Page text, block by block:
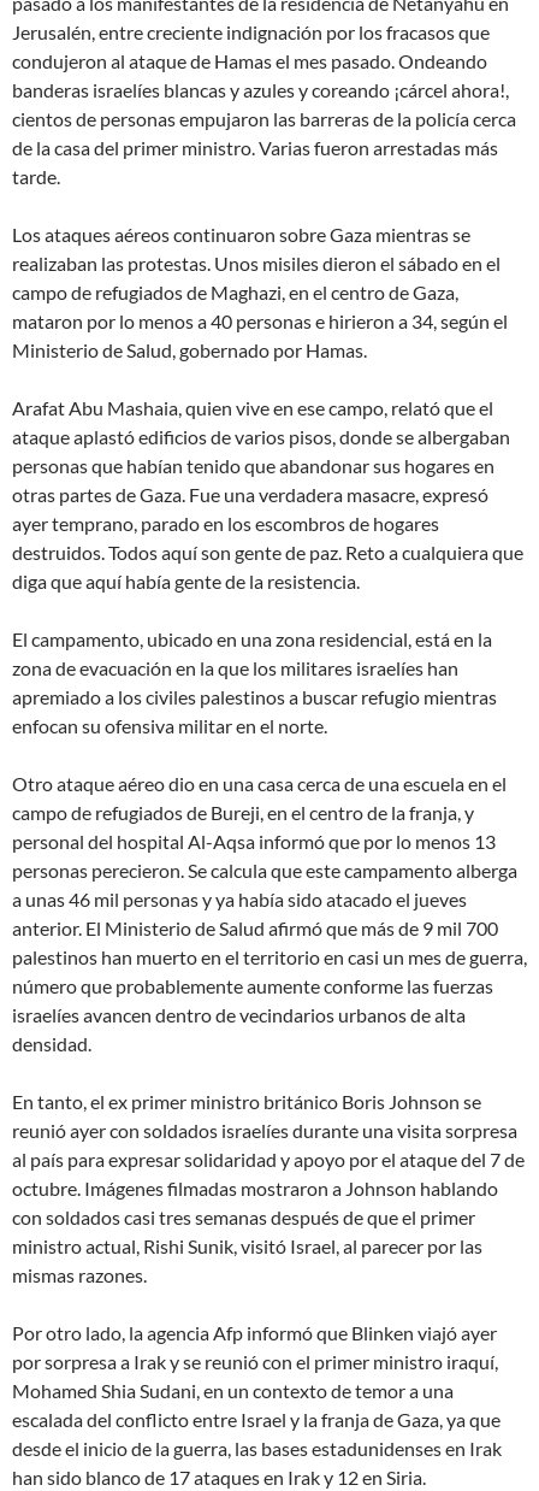
Jerusalén, entre creciente indignación por los fracasos que
condujeron al ataque de Hamas el mes pasado. Ondeando
banderas israelíes blancas y azules y coreando ¡cárcel ahora!,
cientos de personas empujaron las barreras de la policía cerca
de la casa del primer ministro. Varias fueron arrestadas más
tarde.
Los ataques aéreos continuaron sobre Gaza mientras se
realizaban las protestas. Unos misiles dieron el sábado en el
campo de refugiados de Maghazi, en el centro de Gaza,
mataron por lo menos a 40 personas e hirieron a 34, según el
Ministerio de Salud, gobernado por Hamas.
Arafat Abu Mashaia, quien vive en ese campo, relató que el
ataque aplastó edificios de varios pisos, donde se albergaban
personas que habían tenido que abandonar sus hogares en
otras partes de Gaza. Fue una verdadera masacre, expresó
ayer temprano, parado en los escombros de hogares
destruidos.Todos aquí son gente de paz. Reto a cualquiera que
diga que aquí había gente de la resistencia.
El campamento, ubicado en una zona residencial, está en la
zona de evacuación en la que los militares israelíes han
apremiado a los civiles palestinos a buscar refugio mientras
enfocan su ofensiva militar en el norte.
Otro ataque aéreo dio en una casa cerca de una escuela en el
campo de refugiados de Bureji, en el centro de la franja, y
personal del hospital Al-Aqsa informó que por lo menos 13
personas perecieron. Se calcula que este campamento alberga
a unas 46 mil personas y ya había sido atacado el jueves
anterior. El Ministerio de Salud afirmó que más de 9 mil 700
palestinos han muerto en el territorio en casi un mes de guerra,
número que probablemente aumente conforme las fuerzas
israelíes avancen dentro de vecindarios urbanos de alta
densidad.
En tanto, el ex primer ministro británico Boris Johnson se
reunió ayer con soldados israelíes durante una visita sorpresa
al país paraexpresar solidaridad y apoyo por el ataque del 7 de
octubre. Imágenes filmadas mostraron a Johnson hablando
con soldados casi tres semanas después de que el primer
ministro actual, Rishi Sunik, visitó Israel, al parecer por las
mismas razones.
Por otro lado, la agencia Afp informó que Blinken viajó ayer
por sorpresa a Irak y se reunió con el primer ministro iraquí,
Mohamed Shia Sudani, en un contexto de temor a una
escalada del conflicto entre Israel y la franja de Gaza, ya que
desde el inicio de la guerra, las bases estadunidenses en Irak
han sido blanco de 17 ataques en Irak y 12 en Siria.